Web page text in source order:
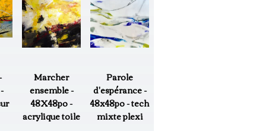
Marcher
ensemble -
48X48po -
acrylique toile
Parole
d'espérance -
48x48po - tech
mixte plexi